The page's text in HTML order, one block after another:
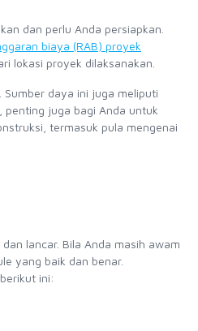
dan perlu Anda persiapkan.
biaya (RAB) proyek
lokasi proyek dilaksanakan.
daya ini juga meliputi
penting juga bagi Anda untuk
termasuk pula mengenai
lancar. Bila Anda masih awam
yang baik dan benar.
ini: